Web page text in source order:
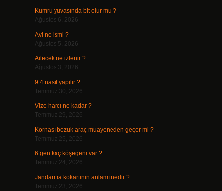
Kumru yuvasında bit olur mu ?
Ağustos 6, 2026
Avi ne ismi ?
Ağustos 5, 2026
Ailecek ne izlenir ?
Ağustos 3, 2026
9 4 nasıl yapılır ?
Temmuz 30, 2026
Vize harcı ne kadar ?
Temmuz 29, 2026
Kornası bozuk araç muayeneden geçer mi ?
Temmuz 25, 2026
6 gen kaç köşegeni var ?
Temmuz 24, 2026
Jandarma kokartının anlamı nedir ?
Temmuz 23, 2026